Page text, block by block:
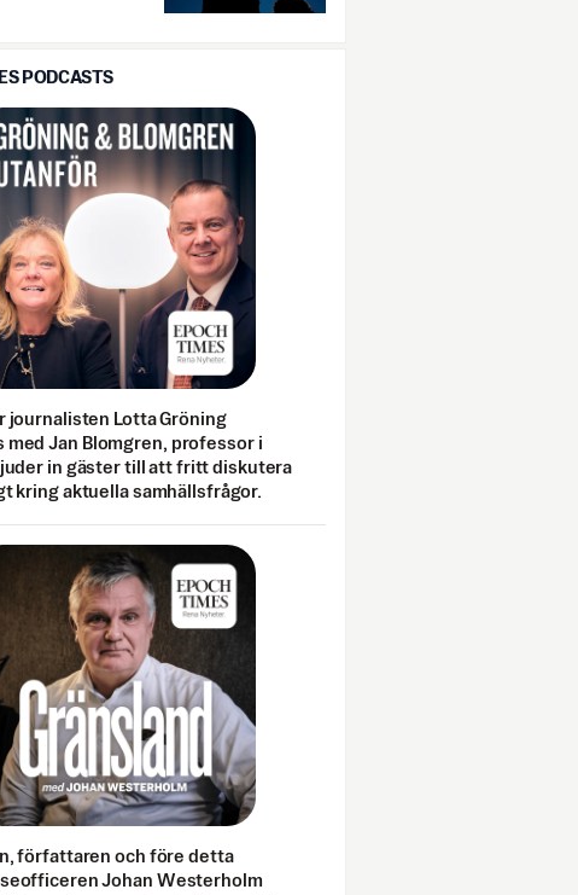
PODCASTS
journalisten Lotta Gröning
med Jan Blomgren, professor i
in gäster till att fritt diskutera
kring aktuella samhällsfrågor.
författaren och före detta
Johan Westerholm